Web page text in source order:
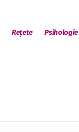
Rețete Psihologie